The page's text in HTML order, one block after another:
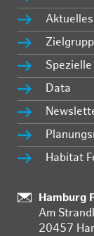
Data
Habitat
Standort:
Hamburg
Am
20457